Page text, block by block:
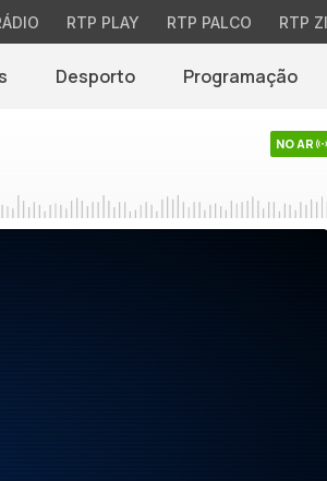
RTP PLAY RTP PALCO RTP
Desporto Programação
NO AR